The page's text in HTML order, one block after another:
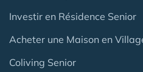
Investir en Résidence Senior
Acheter une Maison en
Coliving Senior